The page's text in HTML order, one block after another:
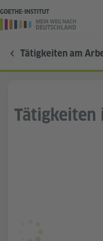
Tätigkeiten am
Tätigkeiten